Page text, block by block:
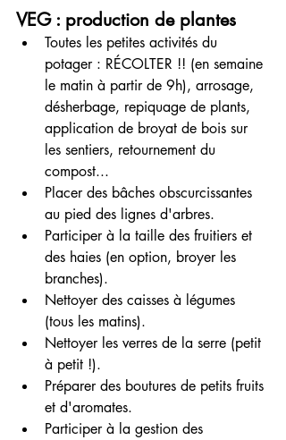
VEG : production de plantes
Toutes les petites activités du
potager : RÉCOLTER !! (en semaine
le matin à partir de 9h), arrosage,
désherbage, repiquage de plants,
application de broyat de bois sur
les sentiers, retournement du
compost...
Placer des bâches obscurcissantes
au pied des lignes d'arbres.
Participer à la taille des fruitiers et
des haies (en option, broyer les
branches).
Nettoyer des caisses à légumes
(tous les matins).
Nettoyer les verres de la serre (petit
à petit !).
Préparer des boutures de petits fruits
et d'aromates.
Participer à la gestion des